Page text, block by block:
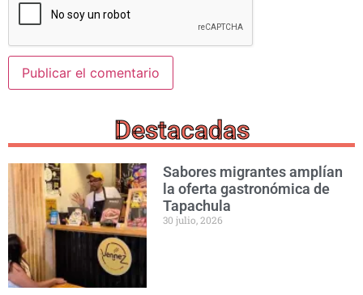
Destacadas
Sabores migrantes amplían
la oferta gastronómica de
Tapachula
30 julio, 2026